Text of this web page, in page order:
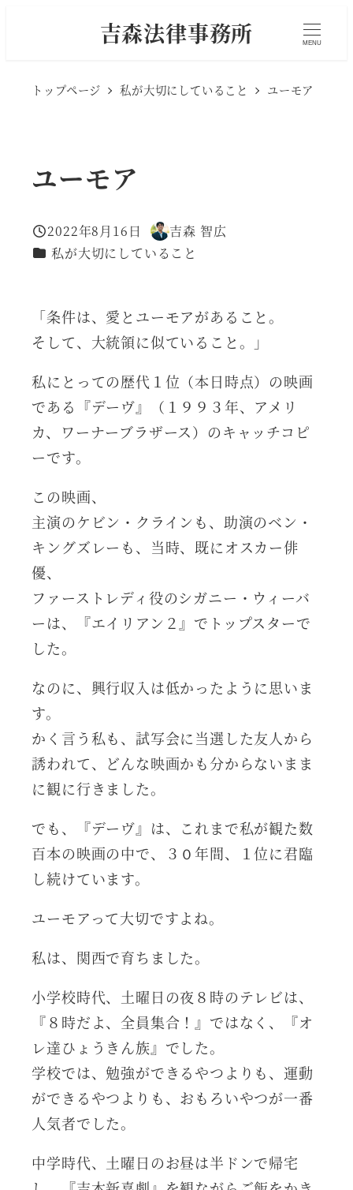
吉森法律事務所 MENU
トップページ 私が大切にしていること ユーモア
ユーモア
投稿日
2022年8月16日
著
者
吉森 智広
カテゴリー
私が大切にしていること
「条件は、愛とユーモアがあること。
そして、大統領に似ていること。」
私にとっての歴代１位（本日時点）の映画
である『デーヴ』（１９９３年、アメリ
カ、ワーナーブラザース）のキャッチコピ
ーです。
この映画、
主演のケビン・クラインも、助演のベン・
キングズレーも、当時、既にオスカー俳
優、
ファーストレディ役のシガニー・ウィーバ
ーは、『エイリアン２』でトップスターで
した。
なのに、興行収入は低かったように思いま
す。
かく言う私も、試写会に当選した友人から
誘われて、どんな映画かも分からないまま
に観に行きました。
でも、『デーヴ』は、これまで私が観た数
百本の映画の中で、３０年間、１位に君臨
し続けています。
ユーモアって大切ですよね。
私は、関西で育ちました。
小学校時代、土曜日の夜８時のテレビは、
『８時だよ、全員集合！』ではなく、『オ
レ達ひょうきん族』でした。
学校では、勉強ができるやつよりも、運動
ができるやつよりも、おもろいやつが一番
人気者でした。
中学時代、土曜日のお昼は半ドンで帰宅